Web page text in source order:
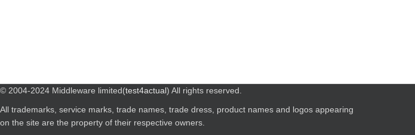
© 2004-2024 Middleware limited(test4actual) All rights reserved.
All trademarks, service marks, trade names, trade dress, product names and logos appearing
on the site are the property of their respective owners.